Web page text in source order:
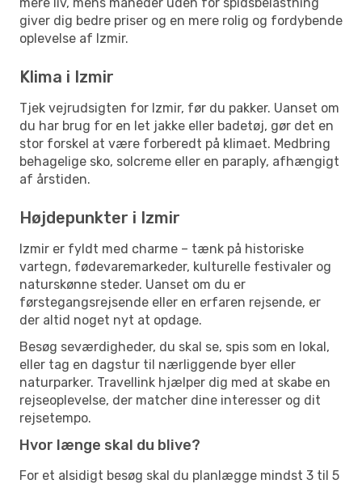
giver dig bedre priser og en mere rolig og fordybende
oplevelse af Izmir.
Klima i Izmir
Tjek vejrudsigten for Izmir, før du pakker. Uanset om
du har brug for en let jakke eller badetøj, gør det en
stor forskel at være forberedt på klimaet. Medbring
behagelige sko, solcreme eller en paraply, afhængigt
af årstiden.
Højdepunkter i Izmir
Izmir er fyldt med charme – tænk på historiske
vartegn, fødevaremarkeder, kulturelle festivaler og
naturskønne steder. Uanset om du er
førstegangsrejsende eller en erfaren rejsende, er
der altid noget nyt at opdage.
Besøg seværdigheder, du skal se, spis som en lokal,
eller tag en dagstur til nærliggende byer eller
naturparker. Travellink hjælper dig med at skabe en
rejseoplevelse, der matcher dine interesser og dit
rejsetempo.
Hvor længe skal du blive?
For et alsidigt besøg skal du planlægge mindst 3 til 5